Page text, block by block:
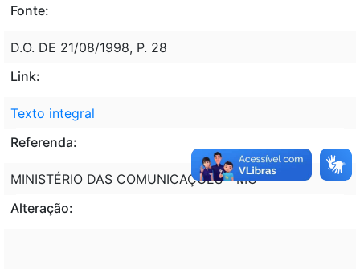
Fonte:
D.O. DE 21/08/1998, P. 28
Link:
Texto integral
Referenda:
MINISTÉRIO DAS COMUNICAÇÕES - MC
Alteração: